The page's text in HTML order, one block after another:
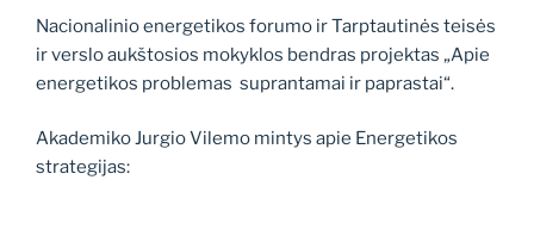
Nacionalinio energetikos forumo ir Tarptautinės teisės
ir verslo aukštosios mokyklos bendras projektas „Apie
energetikos problemas suprantamai ir paprastai“.
Akademiko Jurgio Vilemo mintys apie Energetikos
strategijas: